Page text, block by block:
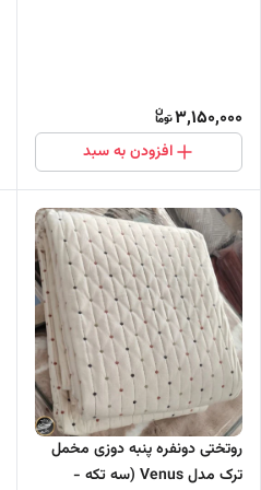
3,150,000
افزودن به سبد
روتختی دونفره پنبه دوزی مخمل
ترک مدل Venus (سه تکه -